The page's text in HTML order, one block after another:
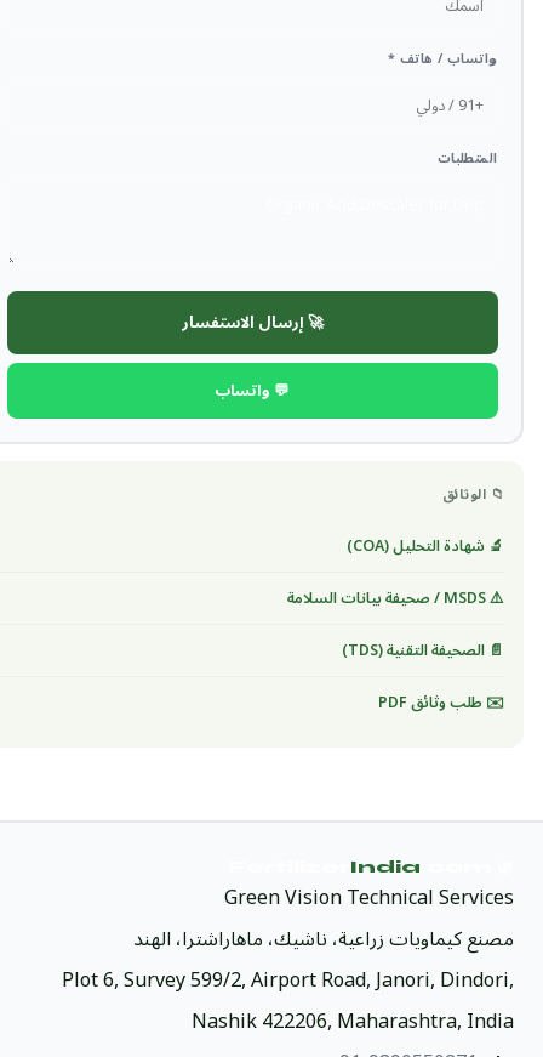
واتساب / هاتف *
المتطلبات
🚀 إرسال الاستفسار
💬 واتساب
📁 الوثائق
🔬 شهادة التحليل (COA)
⚠️ MSDS / صحيفة بيانات السلامة
📄 الصحيفة التقنية (TDS)
✉️ طلب وثائق PDF
India
Green Vision Technical Services
مصنع كيماويات زراعية، ناشيك، ماهاراشترا، الهند
Plot 6, Survey 599/2, Airport Road, Janori, Dindori,
Nashik 422206, Maharashtra, India